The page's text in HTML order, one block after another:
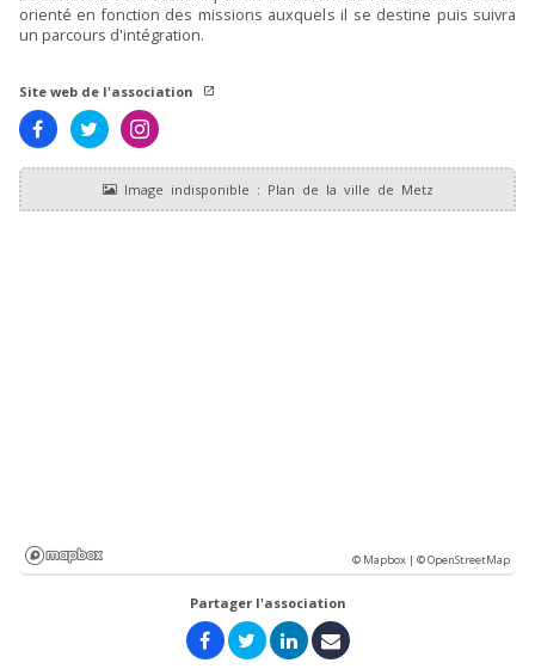
orienté en fonction des missions auxquels il se destine puis suivra
un parcours d'intégration.
Site web de l'association
© Mapbox |© OpenStreetMap
Partager l'association